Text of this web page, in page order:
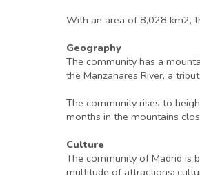
With an area of 8,028 km2,
Geography
The community has a
the Manzanares River, a
The community rises to
months in the mountains
Culture
The community of Madrid is
multitude of attractions: